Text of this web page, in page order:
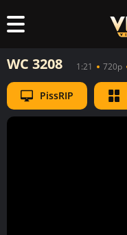
WC 3208 1:21 720p
PissRIP